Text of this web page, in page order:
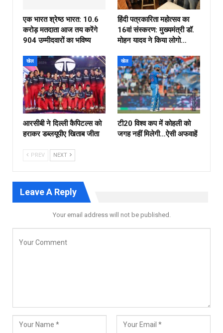
एक भारत श्रेष्ठ भारत: 10.6
करोड़ मतदाता आज तय करेंगे
904 उम्मीदवारों का भविष्य
हिंदी पत्रकारिता महोत्सव का
16वां संस्करण: मुख्यमंत्री डॉ.
मोहन यादव ने किया लोगो…
खेल
आरसीबी ने दिल्ली कैपिटल्स को
हराकर डब्लयूपीए खिताब जीता
खेल
टी20 विश्व कप में कोहली को
जगह नहीं मिलेगी…ऐसी अफवाहें
PREV NEXT
Leave A Reply
Your email address will not be published.